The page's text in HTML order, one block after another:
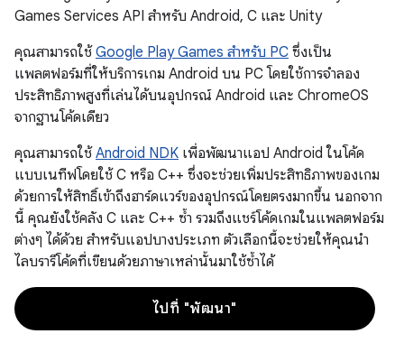
Games Services API สำหรับ Android, C และ Unity
คุณสามารถใช้ Google Play Games สำหรับ PC ซึ่งเป็น
แพลตฟอร์มที่ให้บริการเกม Android บน PC โดยใช้การจําลอง
ประสิทธิภาพสูงที่เล่นได้บนอุปกรณ์ Android และ ChromeOS
จากฐานโค้ดเดียว
คุณสามารถใช้ Android NDK เพื่อพัฒนาแอป Android ในโค้ด
แบบเนทีฟโดยใช้ C หรือ C++ ซึ่งจะช่วยเพิ่มประสิทธิภาพของเกม
ด้วยการให้สิทธิ์เข้าถึงฮาร์ดแวร์ของอุปกรณ์โดยตรงมากขึ้น นอกจาก
นี้ คุณยังใช้คลัง C และ C++ ซ้ำ รวมถึงแชร์โค้ดเกมในแพลตฟอร์ม
ต่างๆ ได้ด้วย สําหรับแอปบางประเภท ตัวเลือกนี้จะช่วยให้คุณนํา
ไลบรารีโค้ดที่เขียนด้วยภาษาเหล่านั้นมาใช้ซ้ำได้
ไปที่ "พัฒนา"